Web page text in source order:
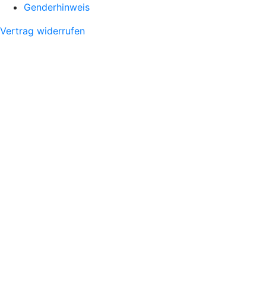
Genderhinweis
Vertrag widerrufen